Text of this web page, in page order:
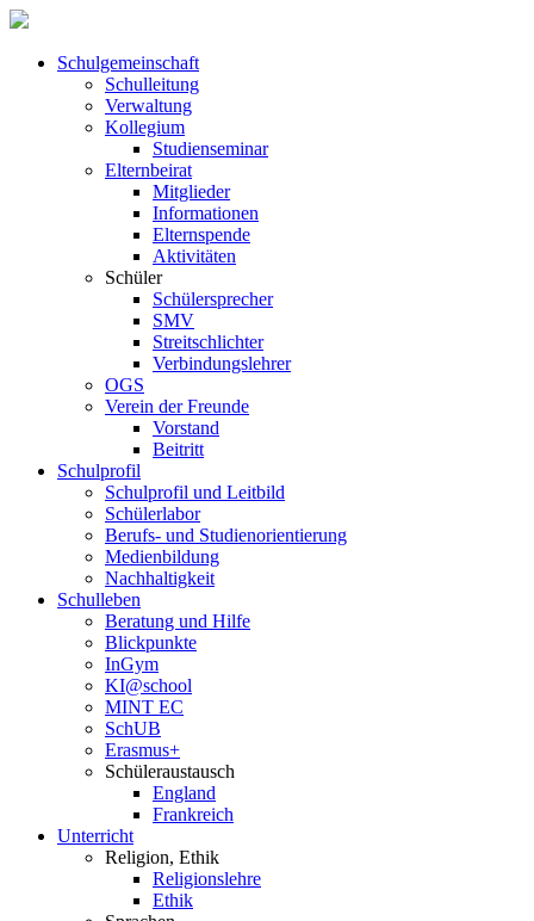
Schul­ge­meinschaft
Schul­leitung
Verwaltung
Kollegium
Studienseminar
Elternbeirat
Mitglieder
Informationen
Elternspende
Aktivitäten
Schüler
Schülersprecher
SMV
Streitschlichter
Verbindungslehrer
OGS
Verein der Freunde
Vorstand
Beitritt
Schulprofil
Schulprofil und Leitbild
Schülerlabor
Berufs- und Studienorientierung
Medien­bildung
Nachhaltigkeit
Schulleben
Beratung und Hilfe
Blickpunkte
InGym
KI@school
MINT EC
SchUB
Erasmus+
Schüler­austausch
England
Frankreich
Unterricht
Religion, Ethik
Religionslehre
Ethik